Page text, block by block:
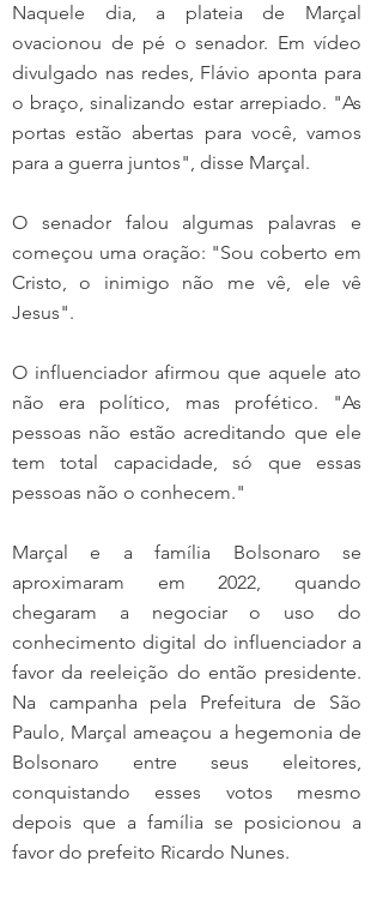
Naquele dia, a plateia de Marçal
ovacionou de pé o senador. Em vídeo
divulgado nas redes, Flávio aponta para
o braço, sinalizando estar arrepiado. "As
portas estão abertas para você, vamos
para a guerra juntos", disse Marçal.
O senador falou algumas palavras e
começou uma oração: "Sou coberto em
Cristo, o inimigo não me vê, ele vê
Jesus".
O influenciador afirmou que aquele ato
não era político, mas profético. "As
pessoas não estão acreditando que ele
tem total capacidade, só que essas
pessoas não o conhecem."
Marçal e a família Bolsonaro se
aproximaram em 2022, quando
chegaram a negociar o uso do
conhecimento digital do influenciador a
favor da reeleição do então presidente.
Na campanha pela Prefeitura de São
Paulo, Marçal ameaçou a hegemonia de
Bolsonaro entre seus eleitores,
conquistando esses votos mesmo
depois que a família se posicionou a
favor do prefeito Ricardo Nunes.